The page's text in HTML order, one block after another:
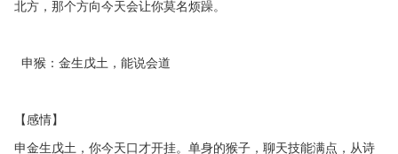
北方，那个方向今天会让你莫名烦躁。
申猴：金生戊土，能说会道
【感情】
申金生戊土，你今天口才开挂。单身的猴子，聊天技能满点，从诗